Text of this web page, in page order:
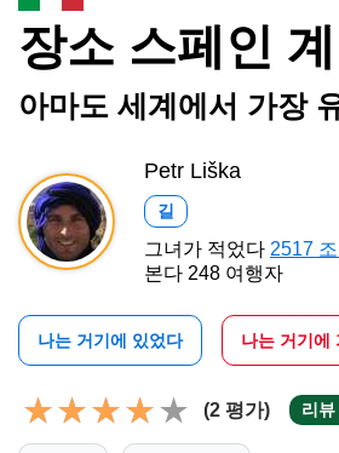
장소 스페인
아마도 세계에서 가장
Petr Liška
길
그녀가 적었다 2517
본다 248 여행자
나는 거기에 있었다 나는 거기에
(2 평가) 리